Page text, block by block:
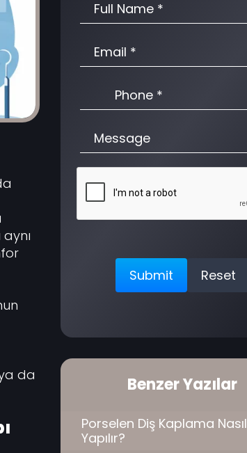
da
Benzer Yazılar
Porselen Diş Kaplama Nasıl
Yapılır?